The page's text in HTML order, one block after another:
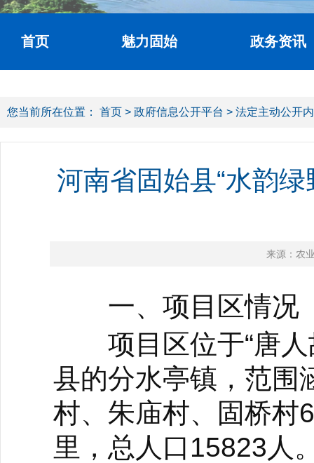
首页 魅力固始 政务资讯
您当前所在位置： 首页 > 政府信息公开平台 > 法定主动公开
河南省固始县“水韵
来源：农
一、项目区情况
项目区位于“唐人
县的分水亭镇，范围
村、朱庙村、固桥村
里，总人口15823人